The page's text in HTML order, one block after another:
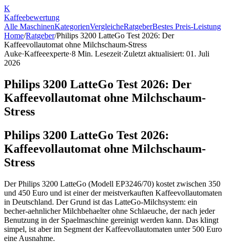
K
Kaffeebewertung
Alle MaschinenKategorienVergleicheRatgeberBestes Preis-Leistung
Home/Ratgeber/Philips 3200 LatteGo Test 2026: Der
Kaffeevollautomat ohne Milchschaum-Stress
Auke·Kaffeeexperte·8 Min. Lesezeit·Zuletzt aktualisiert: 01. Juli
2026
Philips 3200 LatteGo Test 2026: Der
Kaffeevollautomat ohne Milchschaum-
Stress
Philips 3200 LatteGo Test 2026:
Kaffeevollautomat ohne Milchschaum-
Stress
Der Philips 3200 LatteGo (Modell EP3246/70) kostet zwischen 350
und 450 Euro und ist einer der meistverkauften Kaffeevollautomaten
in Deutschland. Der Grund ist das LatteGo-Milchsystem: ein
becher-aehnlicher Milchbehaelter ohne Schlaeuche, der nach jeder
Benutzung in der Spaelmaschine gereinigt werden kann. Das klingt
simpel, ist aber im Segment der Kaffeevollautomaten unter 500 Euro
eine Ausnahme.